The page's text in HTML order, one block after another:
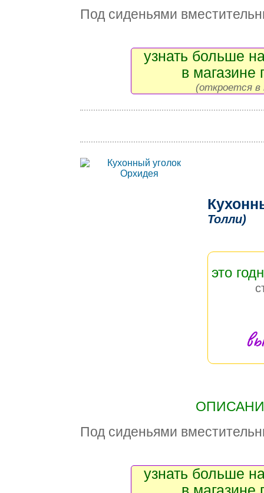
Под сиденьями
узнать больше
в магазине
(откроется в
Толли)
это
Под сиденьями
узнать больше